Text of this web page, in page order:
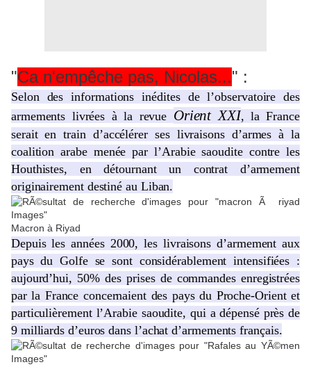
"Ca n'empêche pas, Nicolas..." :
Selon des informations inédites de l’observatoire des
armements livrées à la revue Orient XXI, la France
serait en train d’accélérer ses livraisons d’armes à la
coalition arabe menée par l’Arabie saoudite contre les
Houthistes, en détournant un contrat d’armement
originairement destiné au Liban.
Macron à Riyad
Depuis les années 2000, les livraisons d’armement aux
pays du Golfe se sont considérablement intensifiées :
aujourd’hui, 50% des prises de commandes enregistrées
par la France concernaient des pays du Proche-Orient et
particulièrement l’Arabie saoudite, qui a dépensé près de
9 milliards d’euros dans l’achat d’armements français.